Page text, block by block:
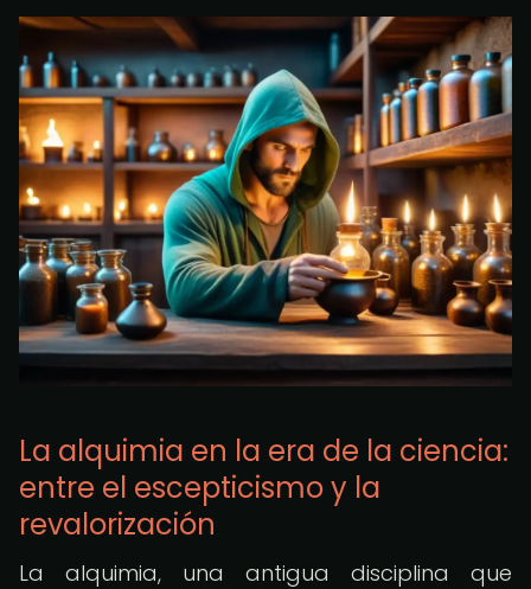
La alquimia en la era de la ciencia:
entre el escepticismo y la
revalorización
La alquimia, una antigua disciplina que